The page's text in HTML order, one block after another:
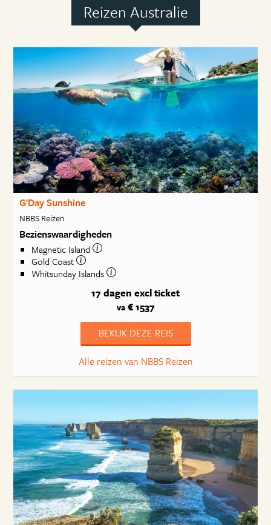
Reizen Australie
G'Day Sunshine
NBBS Reizen
Bezienswaardigheden
Magnetic Island
Gold Coast
Whitsunday Islands
17 dagen excl ticket
va€ 1537
BEKIJK DEZE REIS
Alle reizen van NBBS Reizen